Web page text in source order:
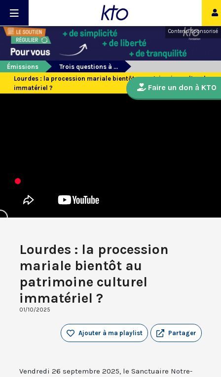
Contenu sponsorisé
Émissions
Trois questions à ...
Lourdes : la procession mariale bientôt au patrimoine culturel
immatériel ?
Lourdes : la procession
mariale bientôt au
patrimoine culturel
immatériel ?
01/10/2025
Partager
Ajouter à ma playlist
Vendredi 26 septembre 2025, le Sanctuaire Notre-
Faire un don à KTO